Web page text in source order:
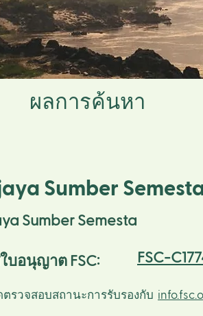
ผลการค้นหา
Sumber
Sumber Semesta
บอนุญาต FSC: FSC-
ตรวจสอบสถานะการรับรองกับ